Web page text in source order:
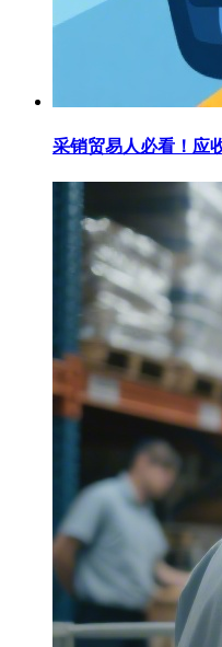
采销贸易人必看！应